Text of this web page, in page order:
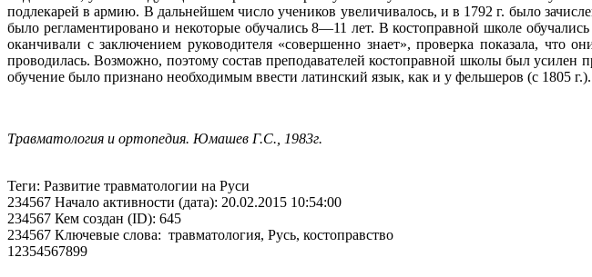
подлекарей в армию. В дальнейшем число учеников увеличивалось, и в 1792 г. было
было регламентировано и некоторые обучались 8—11 лет. В костоправной школе
оканчивали с заключением руководи­теля «совершенно знает», проверка показала, что
проводилась. Возможно, поэтому состав преподавателей костоправной школы был
обучение было признано необходимым ввести латинский язык, как и у фельшеров (с 1805 г.).
Травматология и ортопедия. Юмашев Г.С., 1983г.
Теги: Развитие травматологии на Руси
234567 Начало активности (дата): 20.02.2015 10:54:00
234567 Кем создан (ID): 645
234567 Ключевые слова: травматология, Русь, костоправство
12354567899